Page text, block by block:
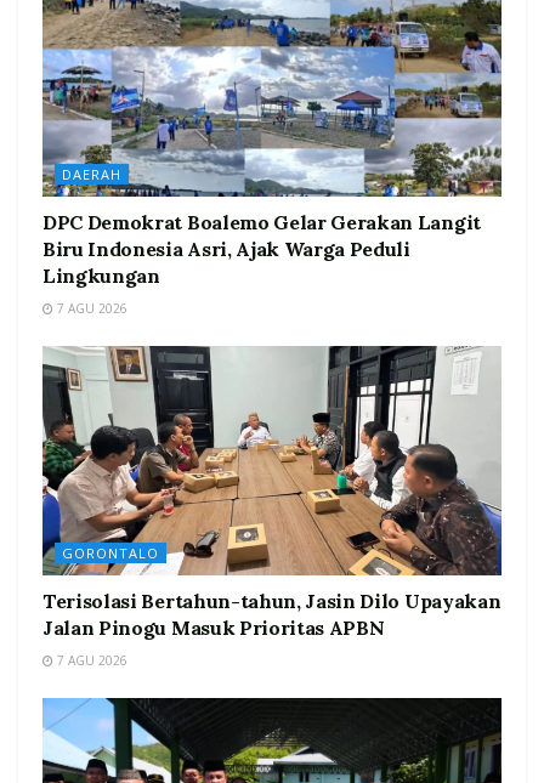
DAERAH
DPC Demokrat Boalemo Gelar Gerakan Langit
Biru Indonesia Asri, Ajak Warga Peduli
Lingkungan
7 AGU 2026
GORONTALO
Terisolasi Bertahun-tahun, Jasin Dilo Upayakan
Jalan Pinogu Masuk Prioritas APBN
7 AGU 2026